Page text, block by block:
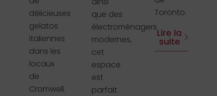
délicieuses
gelatos
italiennes
dans les
locaux
de
Cromwell.
que des
électroménagers
modernes,
cet
espace
est
parfait
Toronto.
Lire la
suite